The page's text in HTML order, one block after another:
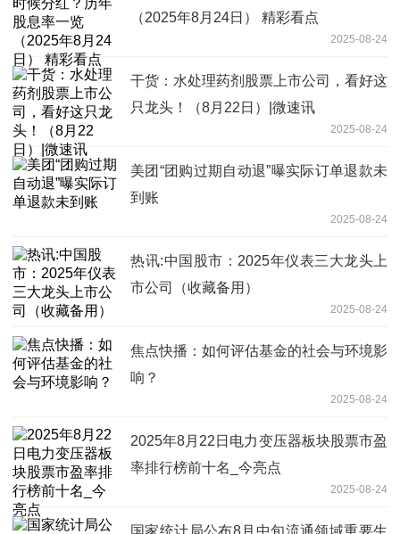
（2025年8月24日） 精彩看点
2025-08-24
干货：水处理药剂股票上市公司，看好这
只龙头！（8月22日）|微速讯
2025-08-24
美团“团购过期自动退”曝实际订单退款未
到账
2025-08-24
热讯:中国股市：2025年仪表三大龙头上
市公司（收藏备用）
2025-08-24
焦点快播：如何评估基金的社会与环境影
响？
2025-08-24
2025年8月22日电力变压器板块股票市盈
率排行榜前十名_今亮点
2025-08-24